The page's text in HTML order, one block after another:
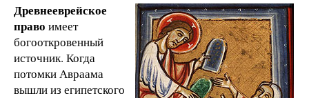
Древнееврейское
право имеет
богооткровенный
источник. Когда
потомки Авраама
вышли из египетского